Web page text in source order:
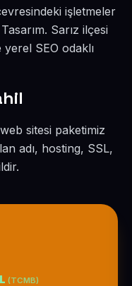
işletmeler
Sarız ilçesi
SEO odaklı
sitesi paketimiz
adı, hosting, SSL,
(TCMB)